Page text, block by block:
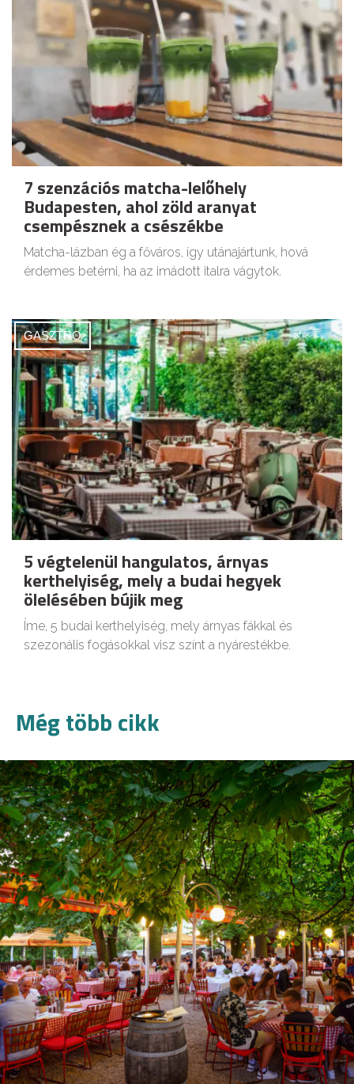
7 szenzációs matcha-lelőhely
Budapesten, ahol zöld aranyat
csempésznek a csészékbe
Matcha-lázban ég a főváros, így utánajártunk, hová
érdemes betérni, ha az imádott italra vágytok.
GASZTRO
5 végtelenül hangulatos, árnyas
kerthelyiség, mely a budai hegyek
ölelésében bújik meg
Íme, 5 budai kerthelyiség, mely árnyas fákkal és
szezonális fogásokkal visz színt a nyárestékbe.
Még több cikk